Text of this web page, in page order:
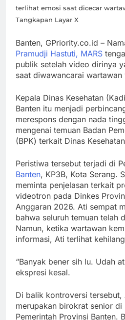
terlihat emosi saat dicecar
Tangkapan Layar X
Banten, GPriority.co.id –
Pramudji Hastuti, MARS
publik setelah video dirinya
saat diwawancarai
Kepala Dinas Kesehatan
Banten itu menjadi
merespons dengan nada
mengenai temuan Badan
(BPK) terkait Dinas
Peristiwa tersebut terjadi di
Banten, KP3B, Kota Serang.
meminta penjelasan terkait
videotron pada Dinkes
Anggaran 2026. Ati sempat
bahwa seluruh temuan telah
Namun, ketika wartawan
informasi, Ati terlihat
“Banyak bener sih lu. Udah
ekspresi kesal.
Di balik kontroversi tersebut,
merupakan birokrat senior di
Pemerintah Provinsi Banten.